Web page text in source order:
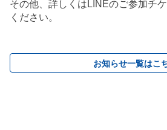
その他、詳しくはLINEのご参加チ
ください。
お知らせ一覧はこ